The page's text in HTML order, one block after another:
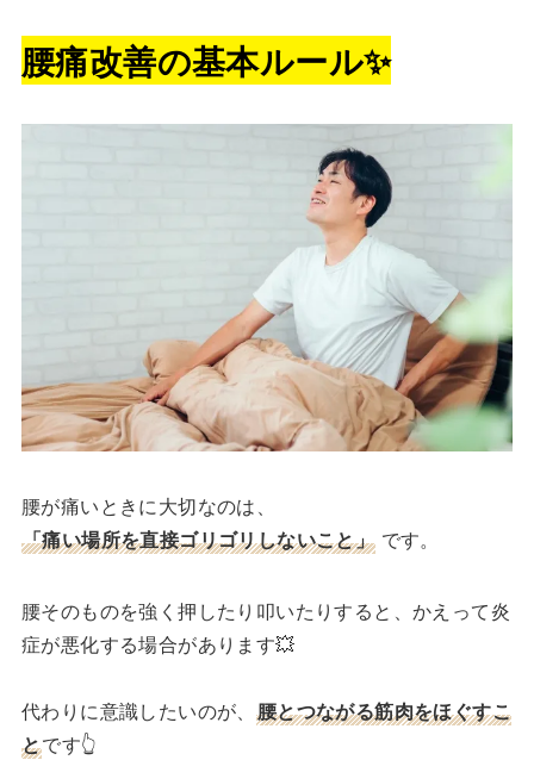
腰痛改善の基本ルール✨
腰が痛いときに大切なのは、
「痛い場所を直接ゴリゴリしないこと」 です。
腰そのものを強く押したり叩いたりすると、かえって炎
症が悪化する場合があります💥
代わりに意識したいのが、 腰とつながる筋肉をほぐすこ
とです👆